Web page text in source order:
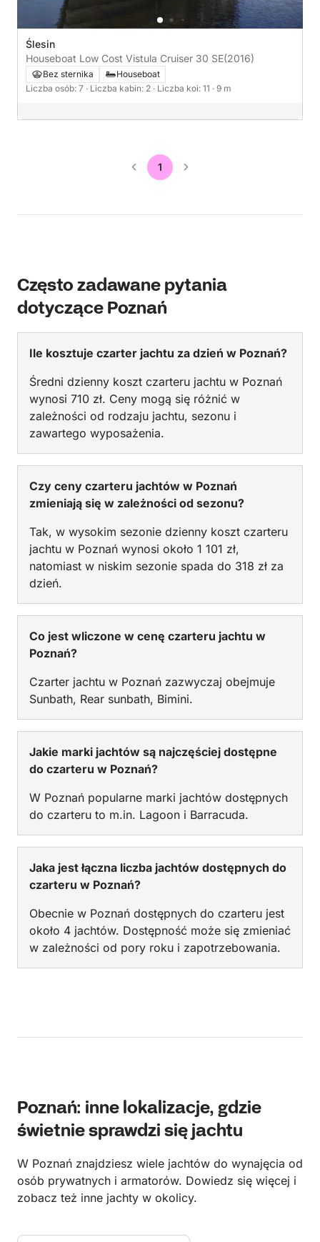
Ślesin
Houseboat Low Cost Vistula Cruiser 30 SE(2016)
Bez sternika
Houseboat
Liczba osób: 7 · Liczba kabin: 2 · Liczba koi: 11 · 9 m
1
Często zadawane pytania
dotyczące Poznań
Ile kosztuje czarter jachtu za dzień w Poznań?
Średni dzienny koszt czarteru jachtu w Poznań
wynosi 710 zł. Ceny mogą się różnić w
zależności od rodzaju jachtu, sezonu i
zawartego wyposażenia.
Czy ceny czarteru jachtów w Poznań
zmieniają się w zależności od sezonu?
Tak, w wysokim sezonie dzienny koszt czarteru
jachtu w Poznań wynosi około 1 101 zł,
natomiast w niskim sezonie spada do 318 zł za
dzień.
Co jest wliczone w cenę czarteru jachtu w
Poznań?
Czarter jachtu w Poznań zazwyczaj obejmuje
Sunbath, Rear sunbath, Bimini.
Jakie marki jachtów są najczęściej dostępne
do czarteru w Poznań?
W Poznań popularne marki jachtów dostępnych
do czarteru to m.in. Lagoon i Barracuda.
Jaka jest łączna liczba jachtów dostępnych do
czarteru w Poznań?
Obecnie w Poznań dostępnych do czarteru jest
około 4 jachtów. Dostępność może się zmieniać
w zależności od pory roku i zapotrzebowania.
Poznań: inne lokalizacje, gdzie
świetnie sprawdzi się jachtu
W Poznań znajdziesz wiele jachtów do wynajęcia od
osób prywatnych i armatorów. Dowiedz się więcej i
zobacz też inne jachty w okolicy.